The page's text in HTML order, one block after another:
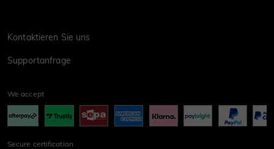
Kontaktieren Sie uns
Supportanfrage
We accept
Secure certification